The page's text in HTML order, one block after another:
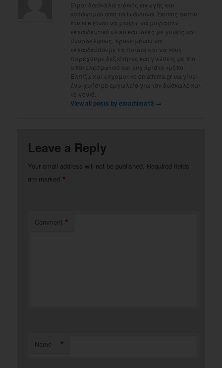
Είμαι δασκάλα ειδικής αγωγής και
κατάγομαι από τα Ιωάννινα. Σκοπός αυτού
του site είναι να μπορώ να μοιραστώ
εκπαιδευτικό υλικό και ιδέες με γονείς και
συναδέλφους, προκειμένου να
εκπαιδεύσουμε τα παιδιά και να τους
παρέχουμε δεξιότητες και γνώσεις με πιο
αποτελεσματικό και ευχάριστο τρόπο.
Ελπίζω και εύχομαι το emathima.gr να γίνει
ένα χρήσιμο εργαλείο για τον δάσκαλο και
το γονιό.
View all posts by emathima13 →
Leave a Reply
Your email address will not be published. Required fields
are marked *
Comment *
Name *